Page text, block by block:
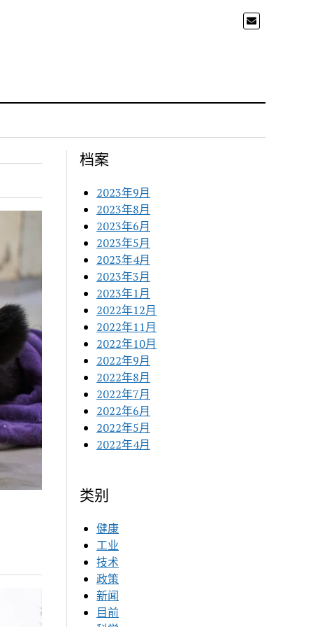
档案
2023年9月
2023年8月
2023年6月
2023年5月
2023年4月
2023年3月
2023年1月
2022年12月
2022年11月
2022年10月
2022年9月
2022年8月
2022年7月
2022年6月
2022年5月
2022年4月
类别
健康
工业
技术
政策
新闻
目前